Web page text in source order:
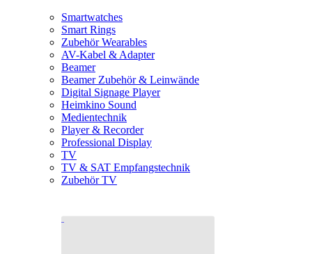
Smartwatches
Smart Rings
Zubehör Wearables
AV-Kabel & Adapter
Beamer
Beamer Zubehör & Leinwände
Digital Signage Player
Heimkino Sound
Medientechnik
Player & Recorder
Professional Display
TV
TV & SAT Empfangstechnik
Zubehör TV